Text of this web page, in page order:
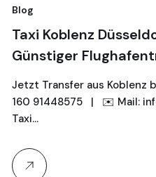
Blog
Taxi Koblenz
Günstiger
Jetzt Transfer aus Koblenz
160 91448575 | ✉️ Mail:
Taxi…